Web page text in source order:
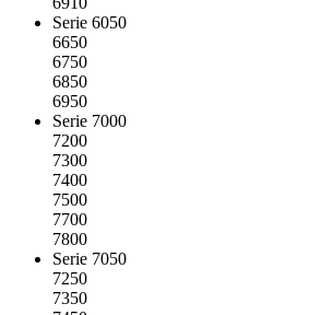
Serie 6050
6650
6750
6850
6950
Serie 7000
7200
7300
7400
7500
7700
7800
Serie 7050
7250
7350